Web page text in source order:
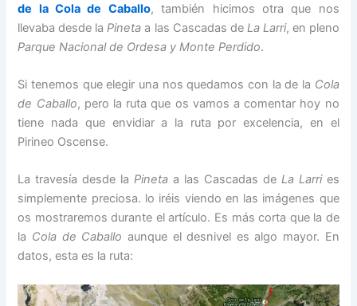
de la Cola de Caballo, también hicimos otra que nos
llevaba desde la Pineta a las Cascadas de La Larri, en pleno
Parque Nacional de Ordesa y Monte Perdido.
Si tenemos que elegir una nos quedamos con la de la Cola
de Caballo, pero la ruta que os vamos a comentar hoy no
tiene nada que envidiar a la ruta por excelencia, en el
Pirineo Oscense.
La travesía desde laPineta a las Cascadas de La Larries
simplemente preciosa. lo iréis viendo en las imágenes que
os mostraremos durante el artículo. Es más corta que la de
la Cola de Caballo aunque el desnivel es algo mayor. En
datos, esta es la ruta: